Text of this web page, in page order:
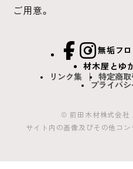
ご用意。
無垢フ
材木屋とゆ
リンク集
特定商
プライバ
© 前田木材株式会社
サイト内の画像及びその他コ